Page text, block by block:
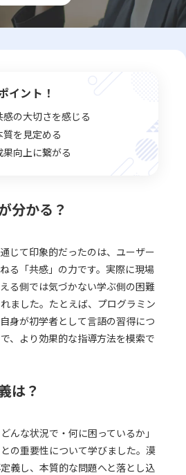
イント！
の大切さを感じる
を見定める
向上に繋がる
分かる？
じて印象的だったのは、ユーザー
る「共感」の力です。実際に現場
る側では気づかない学ぶ側の困難
ました。たとえば、プログラミン
身が初学者として言語の習得につ
、より効果的な指導方法を模索で
は？
んな状況で・何に困っているか」
の重要性について学びました。漠
義し、本質的な問題へと落とし込